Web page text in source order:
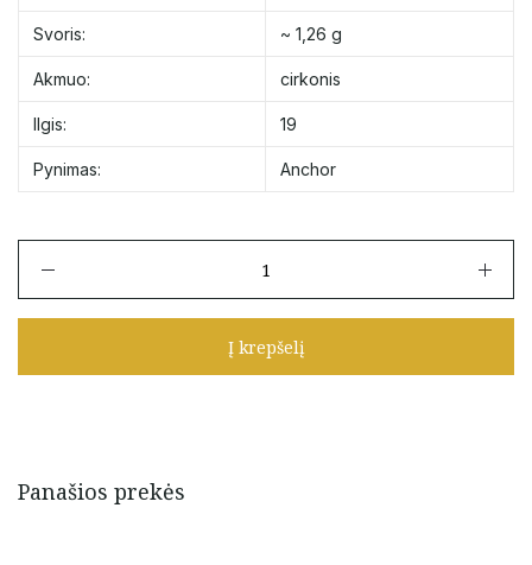
Svoris: ~ 1,26 g
Akmuo: cirkonis
Ilgis: 19
Pynimas: Anchor
Auksinė
širdele
cm
Į krepšelį
Panašios prekės